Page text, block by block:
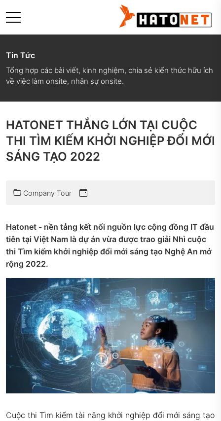
Tin Tức
Tổng hợp các bài viết, kinh nghiệm, chia sẻ kiến thức hữu ích
về việc làm onsite, nhân sự onsite.
HATONET THẮNG LỚN TẠI CUỘC
THI TÌM KIẾM KHỞI NGHIỆP ĐỔI MỚI
SÁNG TẠO 2022
Company Tour
Hatonet - nền tảng kết nối nguồn lực cộng đồng IT đầu
tiên tại Việt Nam là dự án vừa được trao giải Nhì cuộc
thi Tìm kiếm khởi nghiệp đổi mới sáng tạo Nghệ An mở
rộng 2022.
Cuộc thi Tìm kiếm tài năng khởi nghiệp đổi mới sáng tạo